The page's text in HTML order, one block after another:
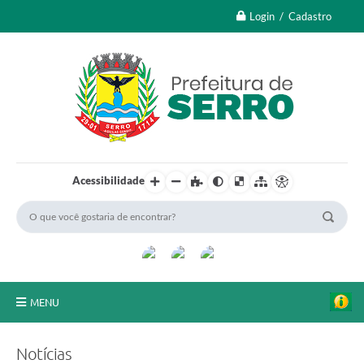
Login / Cadastro
Acessibilidade
MENU
Notícias